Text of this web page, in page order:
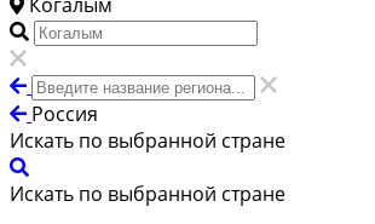
Россия
Искать по выбранной стране
Искать по выбранной стране